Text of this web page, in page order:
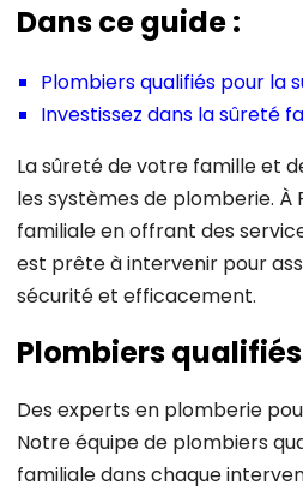
Dans ce guide :
Plombiers qualifiés pour la
Investissez dans la sûreté
La sûreté de votre famille et
les systèmes de plomberie.
familiale en offrant des
est prête à intervenir pour
sécurité et efficacement.
Plombiers
Des experts en plomberie
Notre équipe de plombiers
familiale dans chaque